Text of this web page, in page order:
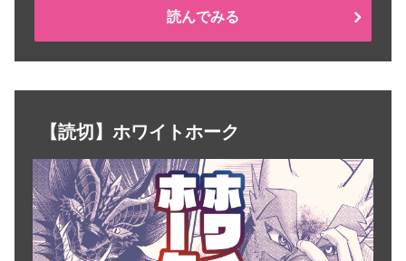
読んでみる
【読切】ホワイトホーク